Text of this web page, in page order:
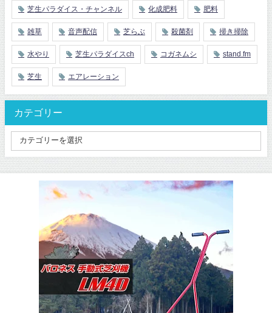
芝生パラダイス・チャンネル 化成肥料 肥料
雑草 音声配信 芝らぶ 殺菌剤 掃き掃除
水やり 芝生パラダイスch コガネムシ stand.fm
芝生 エアレーション
カテゴリー